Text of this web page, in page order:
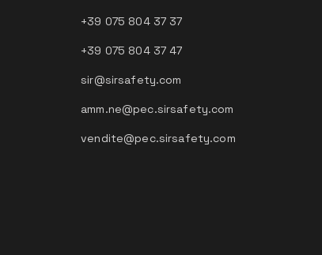
+39 075 804 37 37
+39 075 804 37 47
sir@sirsafety.com
amm.ne@pec.sirsafety.com
vendite@pec.sirsafety.com